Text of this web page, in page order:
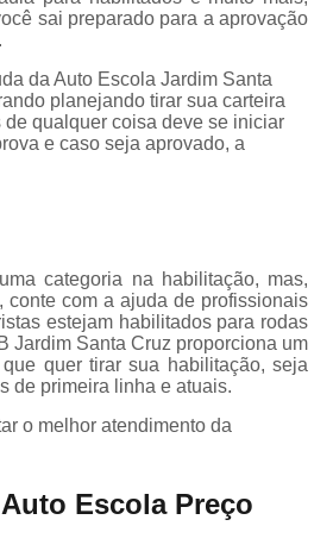
Carteira de Motorista
Categoria C Cnh
Categoria Cnh B
Cnh Categoria a
Cnh Categoria B
Aula de
Curso de Reciclagem Suspensão
Reciclagem da Cnh
Fazer
Preventiva Cnh
Cfc
Curso Cfc para Habilitação
Curso de Cfc
Curso de Reciclagem
sai preparado para a aprovação
da Auto Escola Jardim Santa
planejando tirar sua carteira
qualquer coisa deve se iniciar
e caso seja aprovado, a
categoria na habilitação, mas,
com a ajuda de profissionais
estejam habilitados para rodas
Jardim Santa Cruz proporciona um
quer tirar sua habilitação, seja
de primeira linha e atuais.
o melhor atendimento da
Escola Preço